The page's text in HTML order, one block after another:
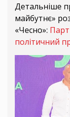
Детальніше
майбутнє»
«Чесно»:
політичний